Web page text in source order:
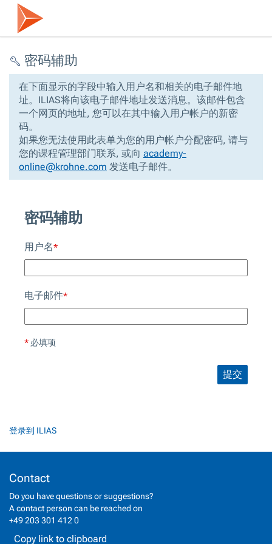
密码辅助
在下面显示的字段中输入用户名和相关的电子邮件地
址。ILIAS将向该电子邮件地址发送消息。该邮件包含
一个网页的地址, 您可以在其中输入用户帐户的新密
码。
如果您无法使用此表单为您的用户帐户分配密码, 请与
您的课程管理部门联系, 或向 academy-
online@krohne.com 发送电子邮件。
密码辅助
用户名*
电子邮件*
* 必填项
提交
登录到 ILIAS
Contact
Do you have questions or suggestions?
A contact person can be reached on
+49 203 301 412 0
Copy link to clipboard